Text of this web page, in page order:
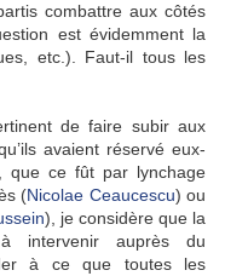
combattre aux côtés
est évidemment la
etc.). Faut-il tous les
de faire subir aux
avaient réservé eux-
que ce fût par lynchage
(Nicolae Ceaucescu) ou
), je considère que la
à intervenir auprès du
à ce que toutes les